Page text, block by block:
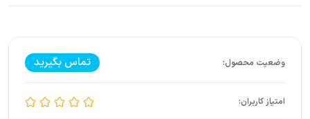
تماس بگیرید